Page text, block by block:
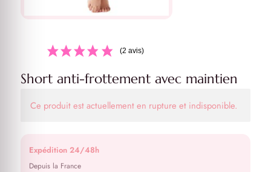
Short anti-frottement avec maintien
Ce produit est actuellement en rupture et indisponible.
Expédition 24/48h
Depuis la France
(2 avis)